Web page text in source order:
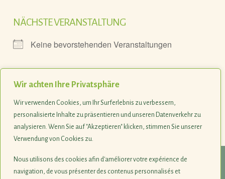
Wir achten Ihre Privatsphäre
Wir verwenden Cookies, um Ihr Surferlebnis zu verbessern,
personalisierte Inhalte zu präsentieren und unseren Datenverkehr zu
analysieren. Wenn Sie auf "Akzeptieren" klicken, stimmen Sie unserer
Verwendung von Cookies zu.
Nous utilisons des cookies afin d'améliorer votre expérience de
navigation, de vous présenter des contenus personnalisés et
NÄCHSTE VERANSTALTUNG
Keine bevorstehenden Veranstaltungen
Kommende Veranstaltungen
<li>No events in this location</li>